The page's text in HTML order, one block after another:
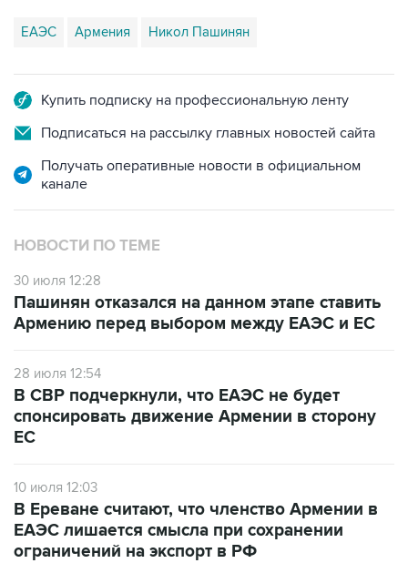
ЕАЭС Армения Никол Пашинян
Купить подписку на профессиональную ленту
Подписаться на рассылку главных новостей сайта
Получать оперативные новости в официальном
канале
НОВОСТИ ПО ТЕМЕ
30 июля 12:28
Пашинян отказался на данном этапе ставить
Армению перед выбором между ЕАЭС и ЕС
28 июля 12:54
В СВР подчеркнули, что ЕАЭС не будет
спонсировать движение Армении в сторону
ЕС
10 июля 12:03
В Ереване считают, что членство Армении в
ЕАЭС лишается смысла при сохранении
ограничений на экспорт в РФ